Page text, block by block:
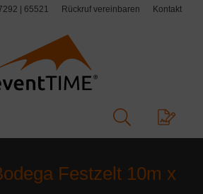
| 65521 Rückruf vereinbaren Kontakt
Festzelt 10m x